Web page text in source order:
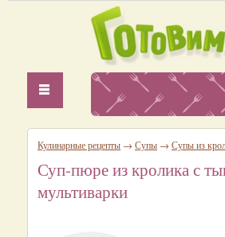
Кулинарные рецепты → Супы → Супы из
Суп-пюре из кролика с
мультиварки